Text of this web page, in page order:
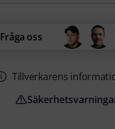
Fråga oss
Tillverkarens